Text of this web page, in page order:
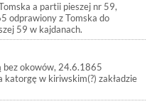
a partii pieszej nr 59,
odprawiony z Tomska do
59 w kajdanach.
bez okowów, 24.6.1865
w kiriwskim(?) zakładzie